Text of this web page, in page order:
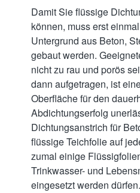
Damit Sie flüssige
können, muss erst
Untergrund aus Beton,
gebaut werden.
nicht zu rau und porös
dann aufgetragen, ist
Oberfläche für den
Abdichtungserfolg
Dichtungsanstrich für
flüssige Teichfolie auf
zumal einige
Trinkwasser- und
eingesetzt werden dürfen.